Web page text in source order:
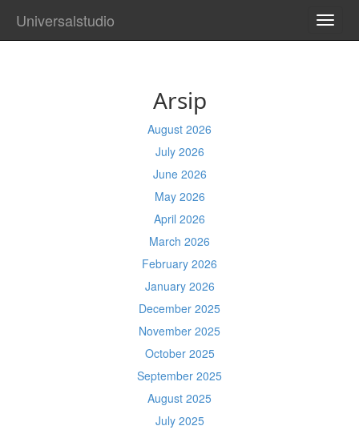
Universalstudio
Arsip
August 2026
July 2026
June 2026
May 2026
April 2026
March 2026
February 2026
January 2026
December 2025
November 2025
October 2025
September 2025
August 2025
July 2025